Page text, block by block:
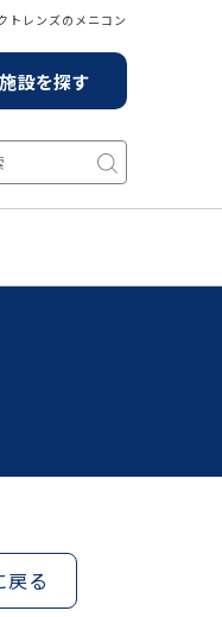
トレンズのメニコン
設を探す
戻る